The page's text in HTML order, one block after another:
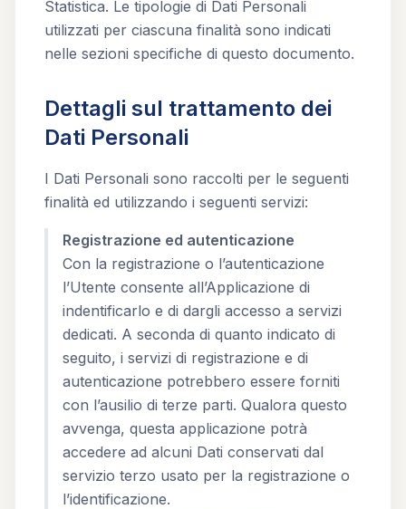
Statistica. Le tipologie di Dati Personali
utilizzati per ciascuna finalità sono indicati
nelle sezioni specifiche di questo documento.
Dettagli sul trattamento dei
Dati Personali
I Dati Personali sono raccolti per le seguenti
finalità ed utilizzando i seguenti servizi:
Registrazione ed autenticazione
Con la registrazione o l’autenticazione
l’Utente consente all’Applicazione di
indentificarlo e di dargli accesso a servizi
dedicati. A seconda di quanto indicato di
seguito, i servizi di registrazione e di
autenticazione potrebbero essere forniti
con l’ausilio di terze parti. Qualora questo
avvenga, questa applicazione potrà
accedere ad alcuni Dati conservati dal
servizio terzo usato per la registrazione o
l’identificazione.